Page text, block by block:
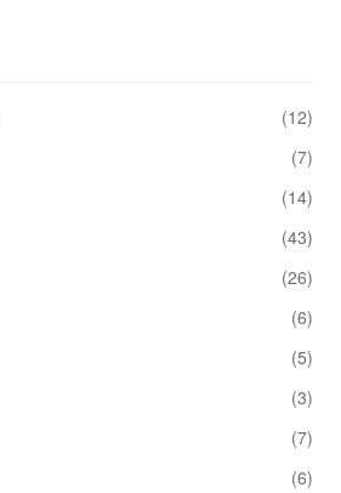
(12)
(7)
(14)
(43)
(26)
(6)
(5)
(3)
(7)
(6)